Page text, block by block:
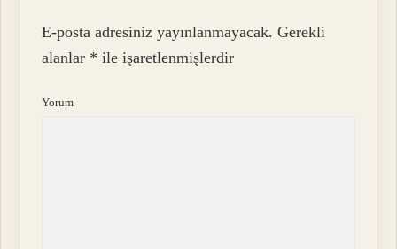
E-posta adresiniz yayınlanmayacak. Gerekli
alanlar * ile işaretlenmişlerdir
Yorum